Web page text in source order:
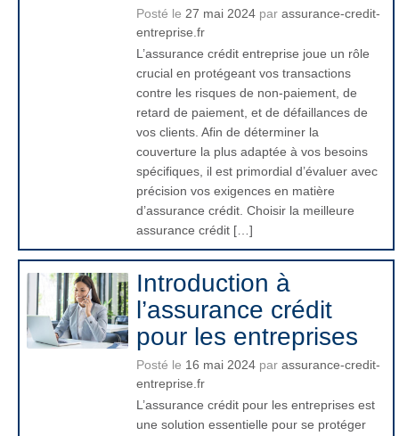
Posté le 27 mai 2024 par assurance-credit-
entreprise.fr
L’assurance crédit entreprise joue un rôle
crucial en protégeant vos transactions
contre les risques de non-paiement, de
retard de paiement, et de défaillances de
vos clients. Afin de déterminer la
couverture la plus adaptée à vos besoins
spécifiques, il est primordial d’évaluer avec
précision vos exigences en matière
d’assurance crédit. Choisir la meilleure
assurance crédit […]
Introduction à
l’assurance crédit
pour les entreprises
Posté le 16 mai 2024 par assurance-credit-
entreprise.fr
L’assurance crédit pour les entreprises est
une solution essentielle pour se protéger